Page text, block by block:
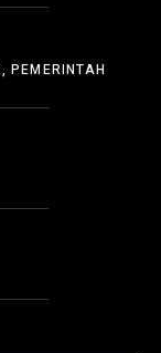
,PEMERINTAH